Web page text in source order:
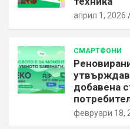
април 1, 2026
СМАРТФОНИ
добавена
февруари 18,